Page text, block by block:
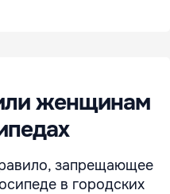
женщинам
запрещающее
в городских